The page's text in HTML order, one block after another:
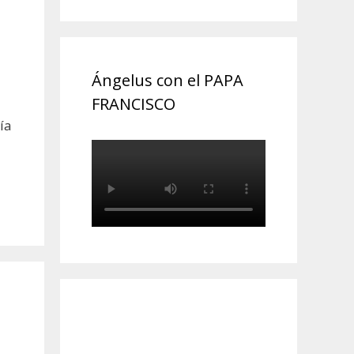
Ángelus con el PAPA
FRANCISCO